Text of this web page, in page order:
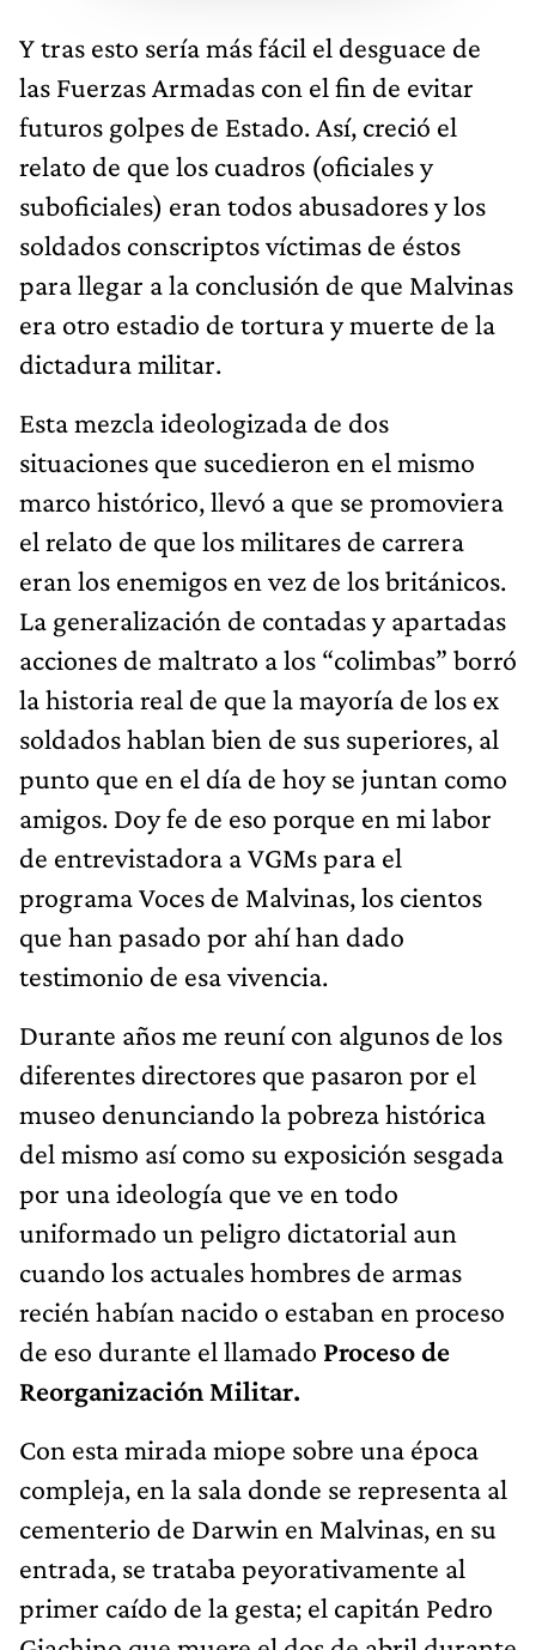
Y tras esto sería más fácil el desguace de
las Fuerzas Armadas con el fin de evitar
futuros golpes de Estado. Así, creció el
relato de que los cuadros (oficiales y
suboficiales) eran todos abusadores y los
soldados conscriptos víctimas de éstos
para llegar a la conclusión de que Malvinas
era otro estadio de tortura y muerte de la
dictadura militar.
Esta mezcla ideologizada de dos
situaciones que sucedieron en el mismo
marco histórico, llevó a que se promoviera
el relato de que los militares de carrera
eran los enemigos en vez de los británicos.
La generalización de contadas y apartadas
acciones de maltrato a los “colimbas” borró
la historia real de que la mayoría de los ex
soldados hablan bien de sus superiores, al
punto que en el día de hoy se juntan como
amigos. Doy fe de eso porque en mi labor
de entrevistadora a VGMs para el
programa Voces de Malvinas, los cientos
que han pasado por ahí han dado
testimonio de esa vivencia.
Durante años me reuní con algunos de los
diferentes directores que pasaron por el
museo denunciando la pobreza histórica
del mismo así como su exposición sesgada
por una ideología que ve en todo
uniformado un peligro dictatorial aun
cuando los actuales hombres de armas
recién habían nacido o estaban en proceso
de eso durante el llamado Proceso de
Reorganización Militar.
Con esta mirada miope sobre una época
compleja, en la sala donde se representa al
cementerio de Darwin en Malvinas, en su
entrada, se trataba peyorativamente al
primer caído de la gesta; el capitán Pedro